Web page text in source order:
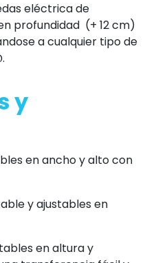
eléctrica de
profundidad (+ 12 cm)
a cualquier tipo de
y
en ancho y alto con
y ajustables en
en altura y